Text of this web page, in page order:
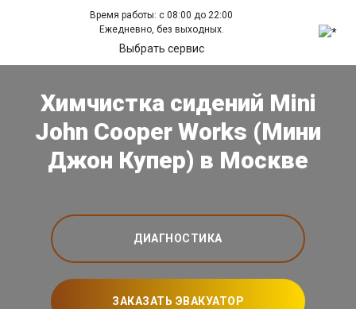
Время работы: с 08:00 до 22:00
Ежедневно, без выходных.
Выбрать сервис
Химчистка сидений Mini
John Cooper Works (Мини
Джон Купер) в Москве
ДИАГНОСТИКА
ЗАКАЗАТЬ ЭВАКУАТОР